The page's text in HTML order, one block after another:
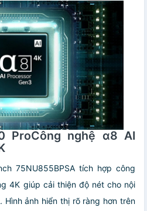
ProCông nghệ α8 AI
75NU855BPSA tích hợp công
4K giúp cải thiện độ nét cho nội
ảnh hiển thị rõ ràng hơn trên